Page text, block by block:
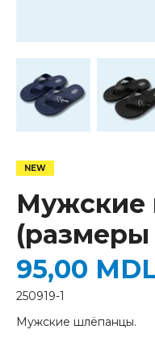
Мужские
(размеры
Мужские шлёпанцы.
95,00
250919-1